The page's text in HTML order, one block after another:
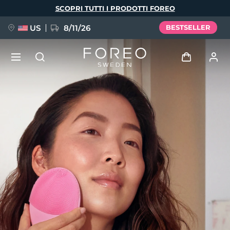
SCOPRI TUTTI I PRODOTTI FOREO
US 8/11/26 BESTSELLER
I miei dispositivi
I miei ordini
I miei indirizzi
I miei abbonamenti
NUOVO
FAQ™ Pure Beauty-Tech Elixir
BREAKING NEWS
issa™ Teeth Whitening Set
Lingua
English Deutsch
Español
Français
Italiano
Português
Polski
Svenska
Русский
Türkçe
简体中文 繁體中文